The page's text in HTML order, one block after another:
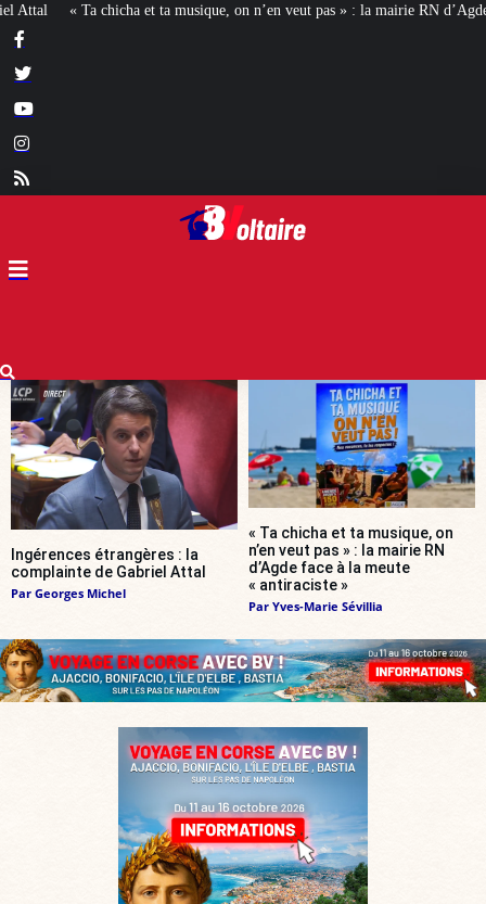
n’en veut pas » : la mairie RN d’Agde face à la meute « antiraciste »
Ingérences étrangères : la
complainte de Gabriel Attal
Par Georges Michel
« Ta chicha et ta musique, on
n’en veut pas » : la mairie RN
d’Agde face à la meute
« antiraciste »
Par Yves-Marie Sévillia